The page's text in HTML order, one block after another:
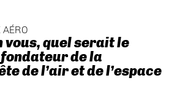
AÉRO
vous, quel serait le
de la
de l’air et de l’espace